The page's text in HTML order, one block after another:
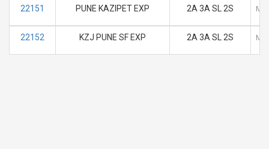
22151 PUNE KAZIPET EXP 2A 3A SL 2S M
22152 KZJ PUNE SF EXP 2A 3A SL 2S M